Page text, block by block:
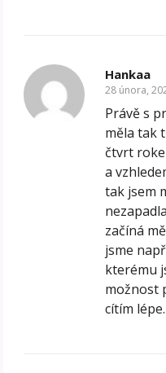
Hankaa
28 února,
Právě s
měla tak
čtvrt
a
tak jsem
začíná
jsme
kterému
možnost
cítím lépe.